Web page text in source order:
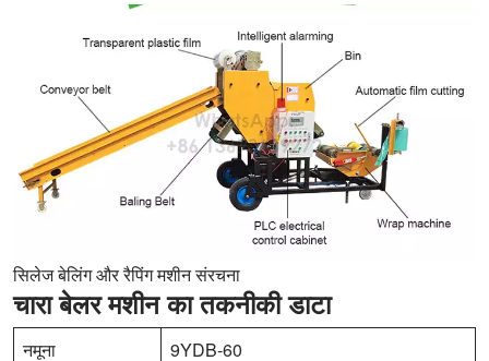
सिलेज बेलिंग और रैपिंग मशीन संरचना
चारा बेलर मशीन का तकनीकी डाटा
नमूना
9YDB-60